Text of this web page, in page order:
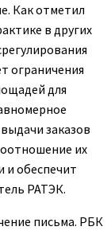
Как отметил
в других
ограничения
для
заказов
их
и обеспечит
РАТЭК.
письма. РБК